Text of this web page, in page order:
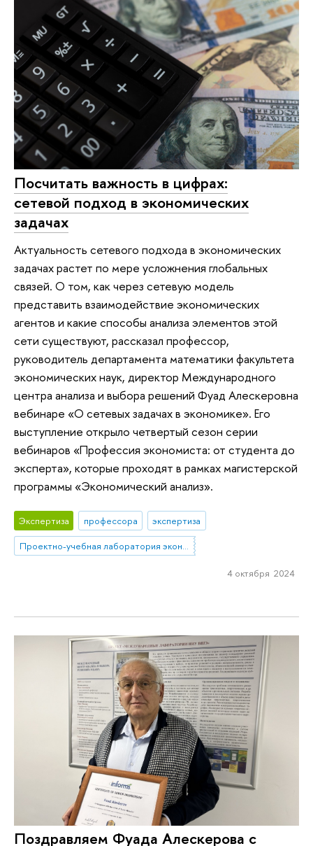
Посчитать важность в цифрах:
сетевой подход в экономических
задачах
Актуальность сетевого подхода в экономических
задачах растет по мере усложнения глобальных
связей. О том, как через сетевую модель
представить взаимодействие экономических
агентов и какие способы анализа элементов этой
сети существуют, рассказал профессор,
руководитель департамента математики факультета
экономических наук, директор Международного
центра анализа и выбора решений Фуад Алескеровна
вебинаре «О сетевых задачах в экономике». Его
выступление открыло четвертый сезон серии
вебинаров «Профессия экономиста: от студента до
эксперта», которые проходят в рамках магистерской
программы «Экономический анализ».
Экспертиза профессора
экспертиза
Проектно-учебная лаборатория экономической журналистики
4 октября 2024
Поздравляем Фуада Алескерова с